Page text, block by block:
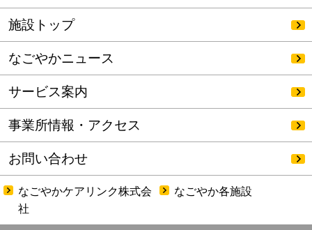
施設トップ
なごやかニュース
サービス案内
事業所情報・アクセス
お問い合わせ
なごやかケアリンク株式会
社
なごやか各施設